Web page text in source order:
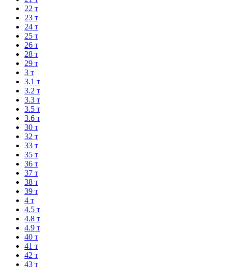
22 т
23 т
24 т
25 т
26 т
28 т
29 т
3 т
3.1 т
3.2 т
3.3 т
3.5 т
3.6 т
30 т
32 т
33 т
35 т
36 т
37 т
38 т
39 т
4 т
4.5 т
4.8 т
4.9 т
40 т
41 т
42 т
43 т